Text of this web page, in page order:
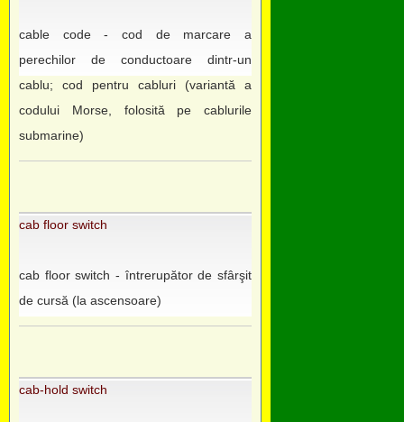
cable code - cod de marcare a
perechilor de conductoare dintr-un
cablu; cod pentru cabluri (variantă a
codului Morse, folosită pe cablurile
submarine)
cab floor switch
cab floor switch - întrerupător de sfârşit
de cursă (la ascensoare)
cab-hold switch